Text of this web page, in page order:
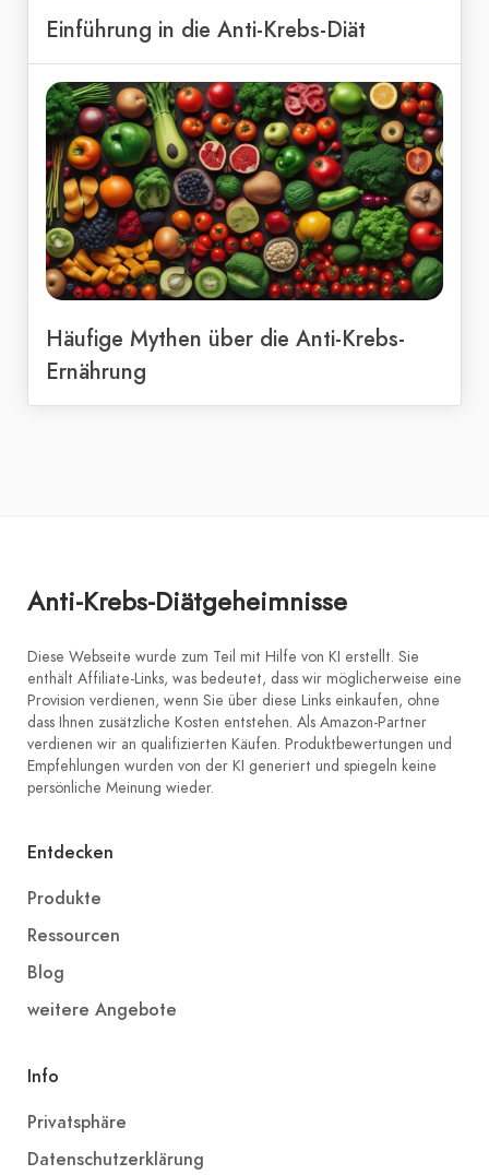
Einführung in die Anti-Krebs-Diät
Häufige Mythen über die Anti-Krebs-
Ernährung
Anti-Krebs-Diätgeheimnisse
Diese Webseite wurde zum Teil mit Hilfe von KI erstellt. Sie
enthält Affiliate-Links, was bedeutet, dass wir möglicherweise eine
Provision verdienen, wenn Sie über diese Links einkaufen, ohne
dass Ihnen zusätzliche Kosten entstehen. Als Amazon-Partner
verdienen wir an qualifizierten Käufen. Produktbewertungen und
Empfehlungen wurden von der KI generiert und spiegeln keine
persönliche Meinung wieder.
Entdecken
Produkte
Ressourcen
Blog
weitere Angebote
Info
Privatsphäre
Datenschutzerklärung